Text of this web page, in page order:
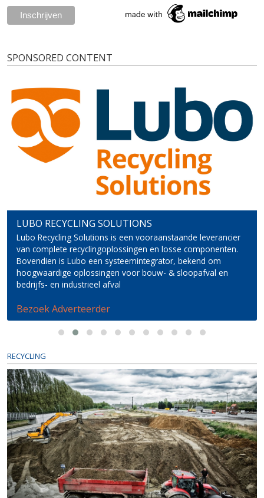
SPONSORED CONTENT
LUBO RECYCLING SOLUTIONS
Lubo Recycling Solutions is een vooraanstaande leverancier
van complete recyclingoplossingen en losse componenten.
Bovendien is Lubo een systeemintegrator, bekend om
hoogwaardige oplossingen voor bouw- & sloopafval en
bedrijfs- en industrieel afval
Bezoek Adverteerder
RECYCLING